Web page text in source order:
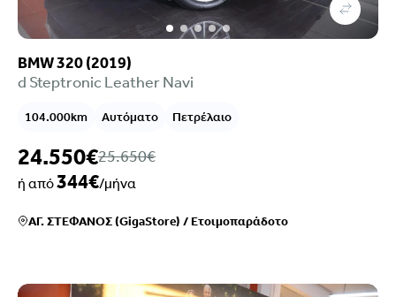
BMW 320 (2019)
d Steptronic Leather Navi
104.000km Αυτόματο Πετρέλαιο
24.550€25.650€
ή από344€/μήνα
ΑΓ. ΣΤΕΦΑΝΟΣ (GigaStore) /Ετοιμοπαράδοτο